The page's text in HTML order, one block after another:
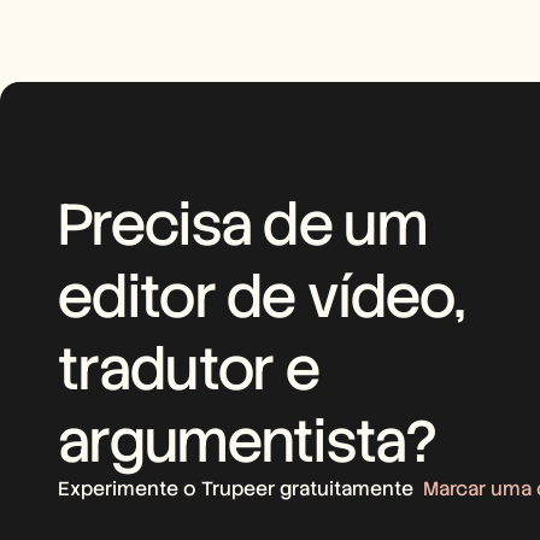
Precisa de um
editor de vídeo,
tradutor e
argumentista?
Experimente o Trupeer gratuitamente Marcar